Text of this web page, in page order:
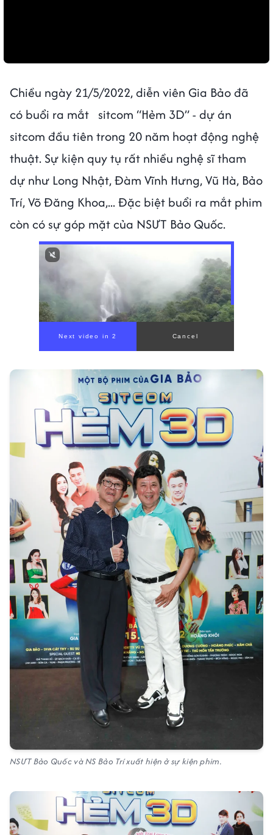
Chiều ngày 21/5/2022, diễn viên Gia Bảo đã
có buổi ra mắt sitcom “Hẻm 3D” - dự án
sitcom đầu tiên trong 20 năm hoạt động nghệ
thuật. Sự kiện quy tụ rất nhiều nghệ sĩ tham
dự như Long Nhật, Đàm Vĩnh Hưng, Vũ Hà, Bảo
Trí, Võ Đăng Khoa,... Đặc biệt buổi ra mắt phim
còn có sự góp mặt của NSƯT Bảo Quốc.
NSƯT Bảo Quốc và NS Bảo Trí xuất hiện ở sự kiện phim.